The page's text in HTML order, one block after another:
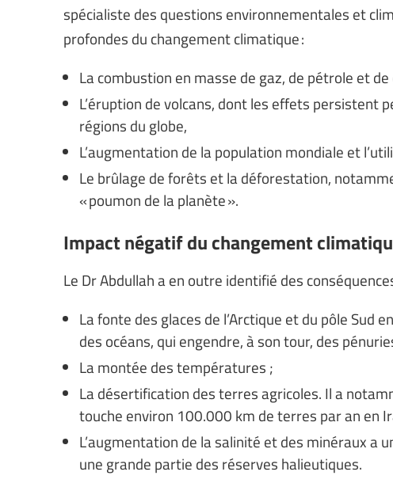
spécialiste des questions environnementales et
profondes du changement climatique :
La combustion en masse de gaz, de pétrole et
L’éruption de volcans, dont les effets persistent
régions du globe,
L’augmentation de la population mondiale et
Le brûlage de forêts et la déforestation,
« poumon de la planète ».
Impact négatif du changement
Le Dr Abdullah a en outre identifié des
La fonte des glaces de l’Arctique et du pôle
des océans, qui engendre, à son tour, des
La montée des températures ;
La désertification des terres agricoles. Il a
touche environ 100.000 km de terres par an en
L’augmentation de la salinité et des minéraux a
une grande partie des réserves halieutiques.